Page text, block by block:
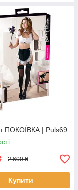
ПОКОЇВКА | Puls69
2 600 ₴
Купити